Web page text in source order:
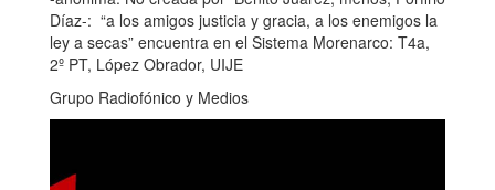
Díaz-: “a los amigos justicia y gracia, a los enemigos la
ley a secas” encuentra en el Sistema Morenarco: T4a,
2º PT, López Obrador, UIJE
Grupo Radiofónico y Medios